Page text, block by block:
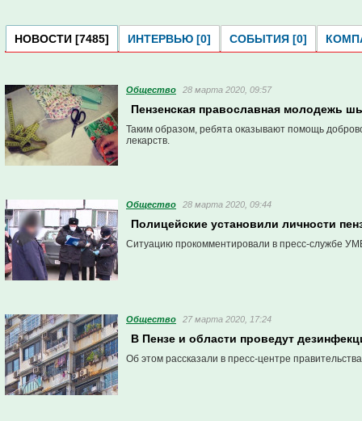
НОВОСТИ [7485] ИНТЕРВЬЮ [0] СОБЫТИЯ [0]
Общество 28 марта 2020, 09:57
Пензенская православная молодежь
Таким образом, ребята оказывают помощь
лекарств.
Общество 28 марта 2020, 09:44
Полицейские установили личности
Ситуацию прокомментировали в пресс-службе
Общество 27 марта 2020, 17:24
В Пензе и области проведут
Об этом рассказали в пресс-центре